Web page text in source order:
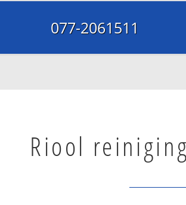
077-2061511
Riool